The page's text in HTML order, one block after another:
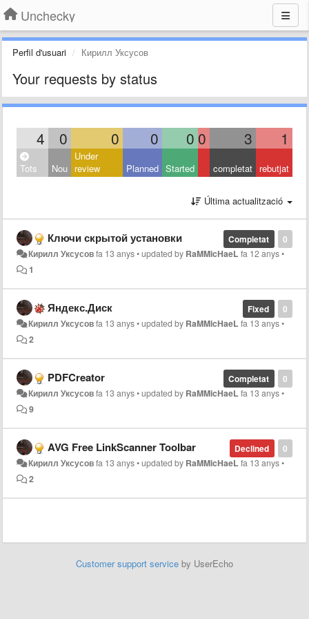
Unchecky
Perfil d'usuari Кирилл Уксусов
Your requests by status
4 0 0 0 0 0 3 1
Tots Nou
Under
review
Planned Started completat rebutjat
Última actualització
0
Completat
Ключи скрытой установки
Кирилл Уксусовfa 13 anys•updated by RaMMicHaeL fa 12 anys•
1
0
Fixed
Яндекс.Диск
Кирилл Уксусовfa 13 anys•updated by RaMMicHaeL fa 13 anys•
2
0
Completat
PDFCreator
Кирилл Уксусовfa 13 anys•updated by RaMMicHaeL fa 13 anys•
9
0
Declined
AVG Free LinkScanner Toolbar
Кирилл Уксусовfa 13 anys•updated by RaMMicHaeL fa 13 anys•
2
Customer support service by UserEcho